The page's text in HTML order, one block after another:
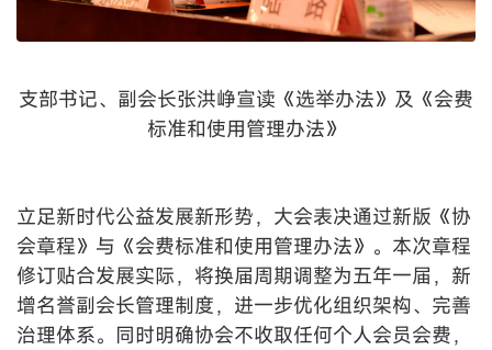
支部书记、副会长张洪峥宣读《选举办法》及《会费
标准和使用管理办法》
立足新时代公益发展新形势，大会表决通过新版《协
会章程》与《会费标准和使用管理办法》。本次章程
修订贴合发展实际，将换届周期调整为五年一届，新
增名誉副会长管理制度，进一步优化组织架构、完善
治理体系。同时明确协会不收取任何个人会员会费，